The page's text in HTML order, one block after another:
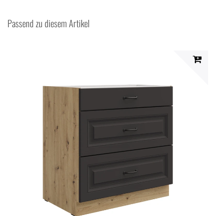
Passend zu diesem Artikel